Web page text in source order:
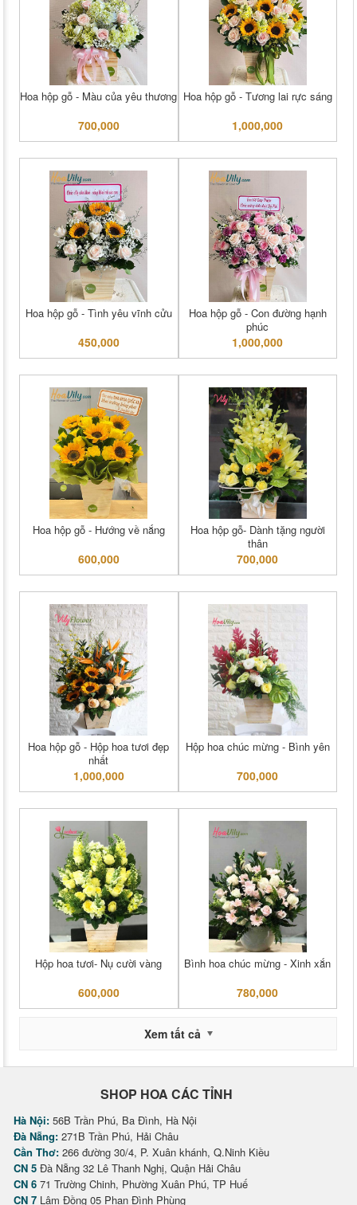
Hoa hộp gỗ - Màu của yêu thương
700,000
Hoa hộp gỗ - Tương lai rực sáng
1,000,000
Hoa hộp gỗ - Tình yêu vĩnh cửu
450,000
Hoa hộp gỗ - Con đường hạnh
phúc
1,000,000
Hoa hộp gỗ - Hướng về nắng
600,000
Hoa hộp gỗ- Dành tặng người
thân
700,000
Hoa hộp gỗ - Hộp hoa tươi đẹp
nhất
1,000,000
Hộp hoa chúc mừng - Bình yên
700,000
Hộp hoa tươi- Nụ cười vàng
600,000
Bình hoa chúc mừng - Xinh xắn
780,000
Xem tất cả
SHOP HOA CÁC TỈNH
Hà Nội: 56B Trần Phú, Ba Đình, Hà Nội
Đà Nẵng: 271B Trần Phú, Hải Châu
Cần Thơ: 266 đường 30/4, P. Xuân khánh, Q.Ninh Kiều
CN 5 Đà Nẵng 32 Lê Thanh Nghị, Quận Hải Châu
CN 6 71 Trường Chinh, Phường Xuân Phú, TP Huế
CN 7 Lâm Đồng 05 Phan Đình Phùng